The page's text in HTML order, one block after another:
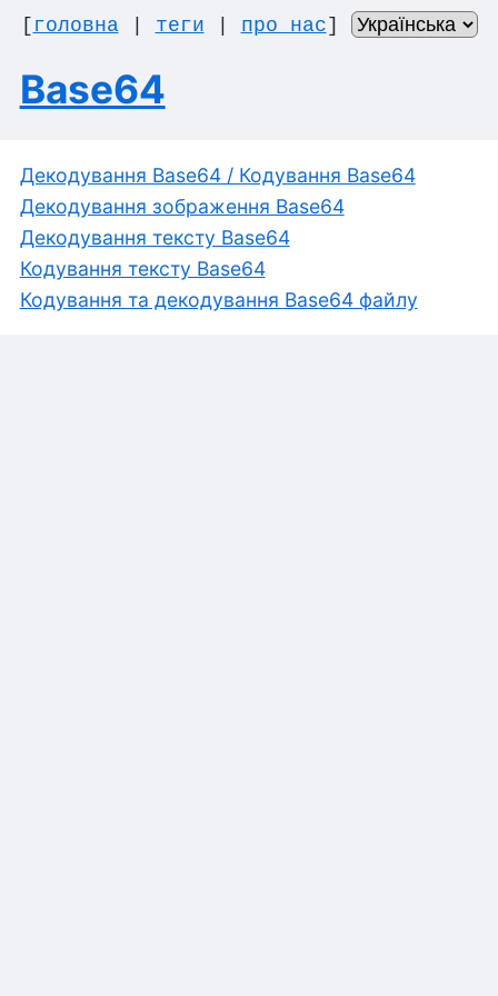
[ головна| теги про нас]
Base64
Декодування Base64 / Кодування Base64
Декодування зображення Base64
Декодування тексту Base64
Кодування тексту Base64
Кодування та декодування Base64 файлу